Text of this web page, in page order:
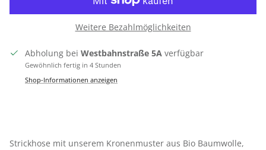
Weitere Bezahlmöglichkeiten
Abholung bei Westbahnstraße 5A verfügbar
Gewöhnlich fertig in 4 Stunden
Shop-Informationen anzeigen
Strickhose mit unserem Kronenmuster aus Bio Baumwolle,